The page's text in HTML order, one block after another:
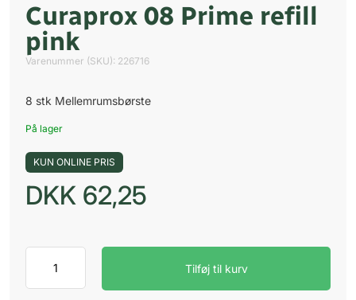
Curaprox 08 Prime refill
pink
Varenummer (SKU): 226716
8 stk Mellemrumsbørste
På lager
KUN ONLINE PRIS
DKK 62,25
Prime
Tilføj til kurv